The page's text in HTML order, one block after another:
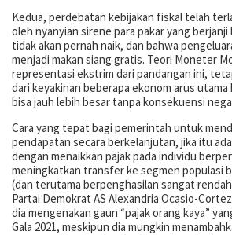
Kedua, perdebatan kebijakan fiskal telah
oleh nyanyian sirene para pakar yang
tidak akan pernah naik, dan bahwa
menjadi makan siang gratis. Teori Moneter
representasi ekstrim dari pandangan ini,
dari keyakinan beberapa ekonom arus
bisa jauh lebih besar tanpa konsekuensi
Cara yang tepat bagi pemerintah untuk
pendapatan secara berkelanjutan, jika itu
dengan menaikkan pajak pada individu
meningkatkan transfer ke segmen populasi
(dan terutama berpenghasilan sangat
Partai Demokrat AS Alexandria Ocasio-
dia mengenakan gaun “pajak orang kaya”
Gala 2021, meskipun dia mungkin